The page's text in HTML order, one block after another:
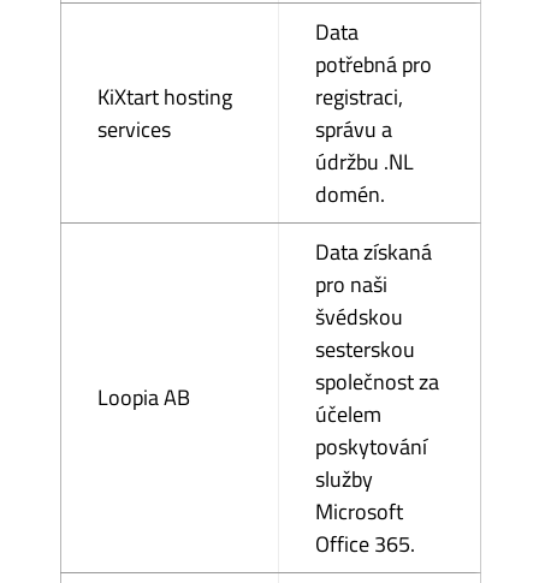
KiXtart hosting
services
Data
potřebná pro
registraci,
správu a
údržbu .NL
domén.
Loopia AB
Data získaná
pro naši
švédskou
sesterskou
společnost za
účelem
poskytování
služby
Microsoft
Office 365.